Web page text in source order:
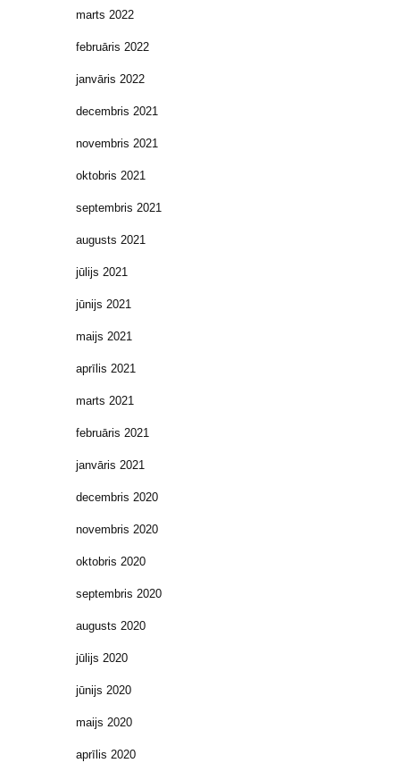
marts 2022
februāris 2022
janvāris 2022
decembris 2021
novembris 2021
oktobris 2021
septembris 2021
augusts 2021
jūlijs 2021
jūnijs 2021
maijs 2021
aprīlis 2021
marts 2021
februāris 2021
janvāris 2021
decembris 2020
novembris 2020
oktobris 2020
septembris 2020
augusts 2020
jūlijs 2020
jūnijs 2020
maijs 2020
aprīlis 2020